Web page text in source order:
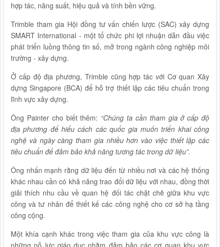
hợp tác, năng suất, hiệu quả và tính bền vững.
Trimble tham gia Hội đồng tư vấn chiến lược (SAC) xây dựng
SMART International - một tổ chức phi lợi nhuận dẫn đầu việc
phát triển luồng thông tin số, mở trong ngành công nghiệp môi
trường - xây dựng.
Ở cấp độ địa phương, Trimble cũng hợp tác với Cơ quan Xây
dựng Singapore (BCA) để hỗ trợ thiết lập các tiêu chuẩn trong
lĩnh vực xây dựng.
Ông Painter cho biết thêm: “Chúng ta cần tham gia ở cấp độ
địa phương để hiểu cách các quốc gia muốn triển khai công
nghệ và ngày càng tham gia nhiều hơn vào việc thiết lập các
tiêu chuẩn để đảm bảo khả năng tương tác trong dữ liệu”.
Ông nhấn mạnh rằng dữ liệu đến từ nhiều nơi và các hệ thống
khác nhau cần có khả năng trao đổi dữ liệu với nhau, đồng thời
giải thích nhu cầu về quan hệ đối tác chặt chẽ giữa khu vực
công và tư nhân để thiết kế các công nghệ cho cơ sở hạ tầng
công cộng.
Một khía cạnh khác trong việc tham gia của khu vực công là
những nỗ lực giáo dục nhằm đảm bảo các cơ quan khu vực